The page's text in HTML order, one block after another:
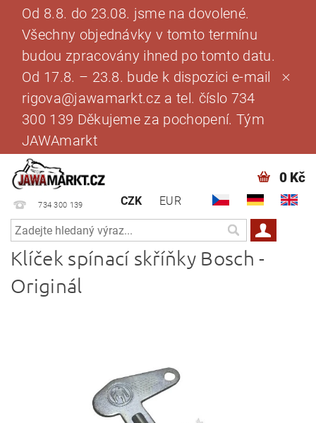
Od 8.8. do 23.08. jsme na dovolené.
Všechny objednávky v tomto termínu
budou zpracovány ihned po tomto datu.
Od 17.8. – 23.8. bude k dispozici e-mail
rigova@jawamarkt.cz a tel. číslo 734
300 139 Děkujeme za pochopení. Tým
JAWAmarkt
734 300 139 CZK EUR
0 Kč
Klíček spínací skříňky Bosch -
Originál